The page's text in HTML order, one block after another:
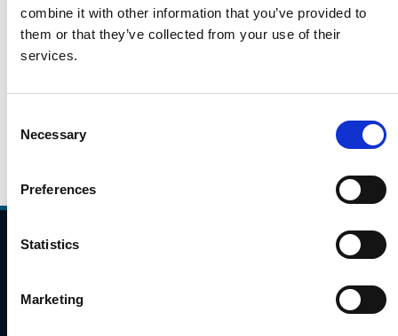
combine it with other information that you’ve provided to
them or that they’ve collected from your use of their
services.
Selection
Necessary
Preferences
Statistics
Marketing
Cliceáil ar an nasc thíos le do thoil chun na sonraí
tráchta don tseachtain dar críoch 15 Bealtaine 2022 a
fheiceáil.